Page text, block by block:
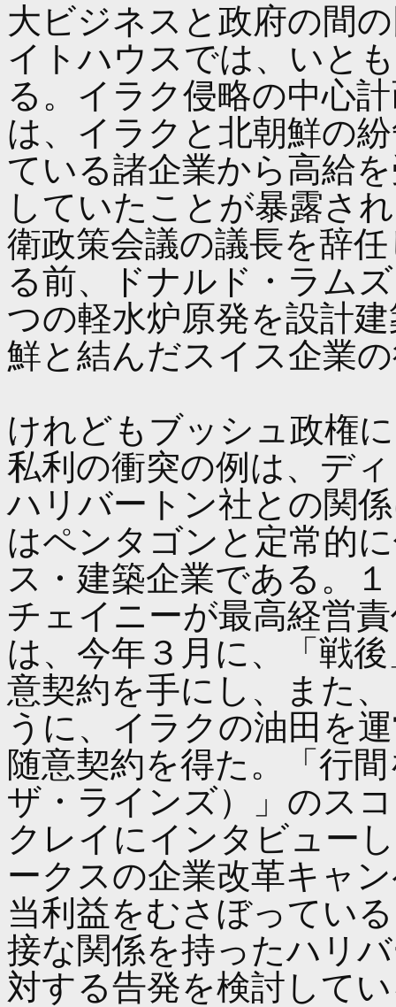
大ビジネスと政府の間
イトハウスでは、いと
る。イラク侵略の中心
は、イラクと北朝鮮の
ている諸企業から高給
していたことが暴露さ
衛政策会議の議長を辞
る前、ドナルド・ラム
つの軽水炉原発を設計
鮮と結んだスイス企業
けれどもブッシュ政権
私利の衝突の例は、デ
ハリバートン社との関
はペンタゴンと定常的
ス・建築企業である。
チェイニーが最高経営
は、今年３月に、「戦
意契約を手にし、また
うに、イラクの油田を
随意契約を得た。「行
ザ・ラインズ）」のス
クレイにインタビュー
ークスの企業改革キャ
当利益をむさぼってい
接な関係を持ったハリ
対する告発を検討して